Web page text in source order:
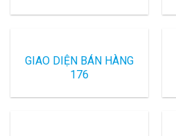
GIAO DIỆN BÁN HÀNG
176